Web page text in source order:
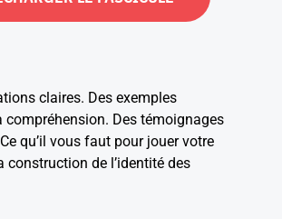
claires. Des exemples
Des témoignages
qu’il vous faut pour jouer votre
construction de l’identité des